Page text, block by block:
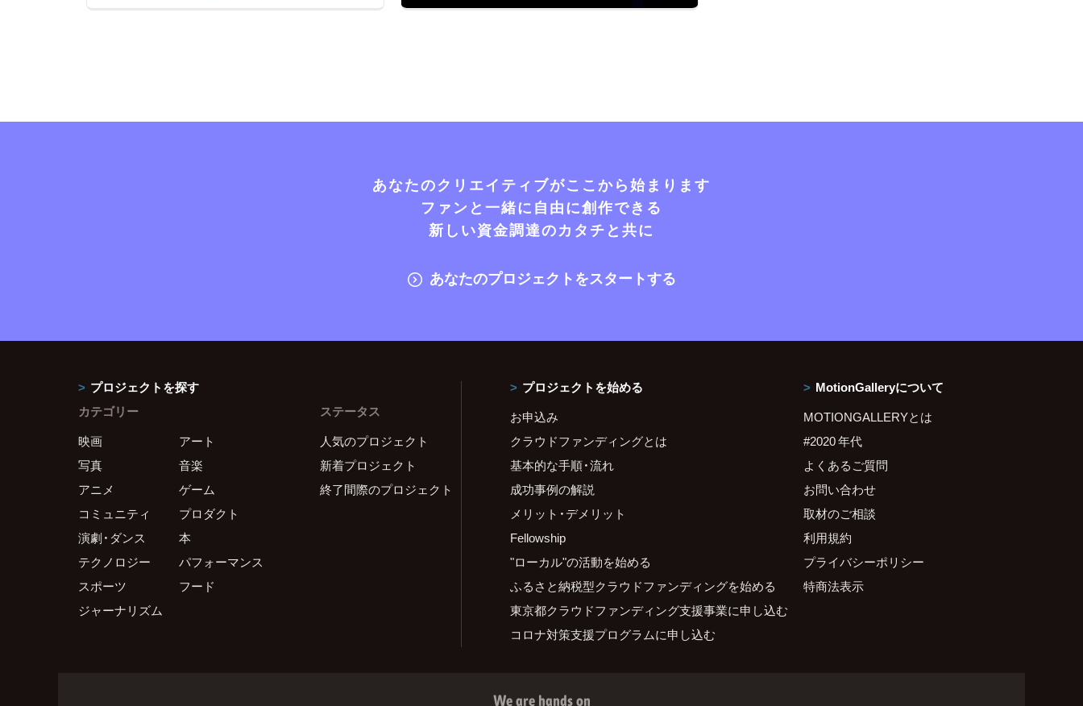
あなたのクリエイティブがここから始まります
ファンと一緒に自由に創作できる
新しい資金調達のカタチと共に
あなたのプロジェクトをスタートする
プロジェクトを探す
カテゴリー
映画
アート
写真
音楽
アニメ
ゲーム
コミュニティ
プロダクト
演劇・ダンス
本
テクノロジー
パフォーマンス
スポーツ
フード
ジャーナリズム
ステータス
人気のプロジェクト
新着プロジェクト
終了間際のプロジェクト
プロジェクトを始める
お申込み
クラウドファンディングとは
基本的な手順・流れ
成功事例の解説
メリット・デメリット
Fellowship
"ローカル"の活動を始める
ふるさと納税型クラウドファンディングを始める
東京都クラウドファンディング支援事業に申し込む
コロナ対策支援プログラムに申し込む
MotionGalleryについて
MOTIONGALLERYとは
#2020 年代
よくあるご質問
お問い合わせ
取材のご相談
利用規約
プライバシーポリシー
特商法表示
We are hands on